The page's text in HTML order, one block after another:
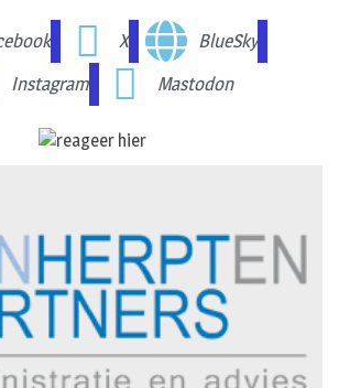
X
BlueSky
Instagram
Mastodon